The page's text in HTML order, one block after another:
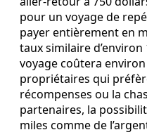
pour un voyage de
payer entièrement en
taux similaire
voyage coûtera
propriétaires qui
récompenses ou la
partenaires, la
miles comme de